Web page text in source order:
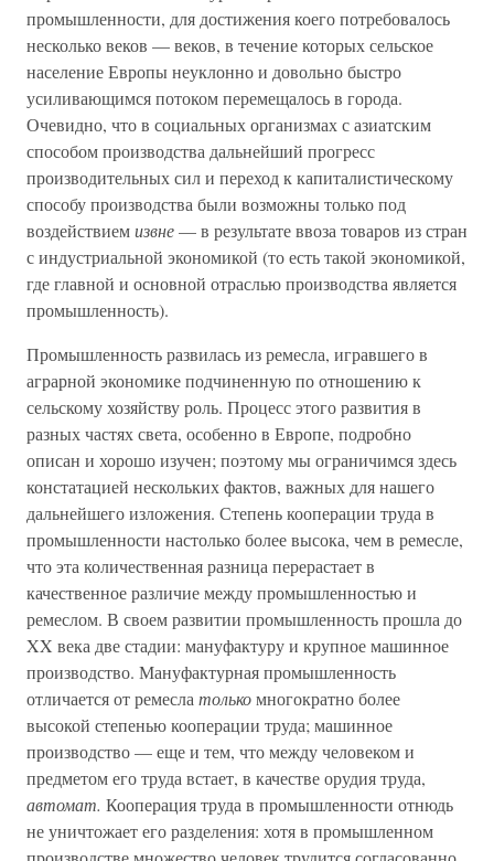
промышленности, для достижения коего потребовалось
несколько веков — веков, в течение которых сельское
население Европы неуклонно и довольно быстро
усиливающимся потоком перемещалось в города.
Очевидно, что в социальных организмах с азиатским
способом производства дальнейший прогресс
производительных сил и переход к капиталистическому
способу производства были возможны только под
воздействиемизвне— в результате ввоза товаров из стран
с индустриальной экономикой (то есть такой экономикой,
где главной и основной отраслью производства является
промышленность).
Промышленность развилась из ремесла, игравшего в
аграрной экономике подчиненную по отношению к
сельскому хозяйству роль. Процесс этого развития в
разных частях света, особенно в Европе, подробно
описан и хорошо изучен; поэтому мы ограничимся здесь
констатацией нескольких фактов, важных для нашего
дальнейшего изложения. Степень кооперации труда в
промышленности настолько более высока, чем в ремесле,
что эта количественная разница перерастает в
качественное различие между промышленностью и
ремеслом. В своем развитии промышленность прошла до
XX века две стадии: мануфактуру и крупное машинное
производство. Мануфактурная промышленность
отличается от ремесла толькомногократно более
высокой степенью кооперации труда; машинное
производство — еще и тем, что между человеком и
предметом его труда встает, в качестве орудия труда,
автомат. Кооперация труда в промышленности отнюдь
не уничтожает его разделения: хотя в промышленном